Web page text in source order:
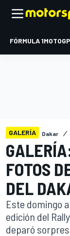
FÓRMULA 1MOTOGP
GALERÍA Dakar
FOTOS
DEL
Este domingo
edición del
deparó